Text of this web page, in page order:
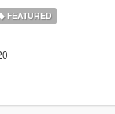
FEATURED